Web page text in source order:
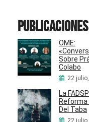
OME:
Sobre
Colabo
22
La
Reforma
Del Taba
22